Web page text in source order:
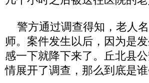
警方通过调查得知，老人
师。案件发生以后，因为是
感一下就降下来了。丘北县
情展开了调查，那么到底是